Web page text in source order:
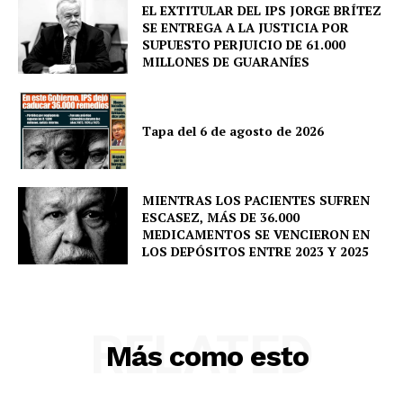
Comparte esto:
Facebook X
EL EXTITULAR DEL IPS JORGE BRÍTEZ
SE ENTREGA A LA JUSTICIA POR
SUPUESTO PERJUICIO DE 61.000
MILLONES DE GUARANÍES
Tapa del 6 de agosto de 2026
MIENTRAS LOS PACIENTES SUFREN
ESCASEZ, MÁS DE 36.000
MEDICAMENTOS SE VENCIERON EN
LOS DEPÓSITOS ENTRE 2023 Y 2025
Más como esto
RELATED